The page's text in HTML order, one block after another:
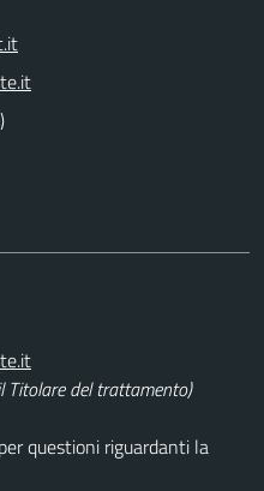
Titolare del trattamento)
questioni riguardanti la